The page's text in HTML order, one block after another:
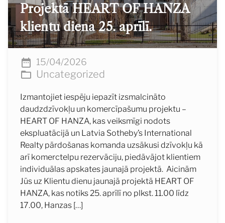
Projektā HEART OF HANZA
klientu diena 25. aprīlī.
15/04/2026
Uncategorized
Izmantojiet iespēju iepazīt izsmalcināto
daudzdzīvokļu un komercīpašumu projektu –
HEART OF HANZA, kas veiksmīgi nodots
ekspluatācijā un Latvia Sotheby’s International
Realty pārdošanas komanda uzsākusi dzīvokļu kā
arī komerctelpu rezervāciju, piedāvājot klientiem
individuālas apskates jaunajā projektā. Aicinām
Jūs uz Klientu dienu jaunajā projektā HEART OF
HANZA, kas notiks 25. aprīlī no plkst. 11.00 līdz
17.00, Hanzas […]